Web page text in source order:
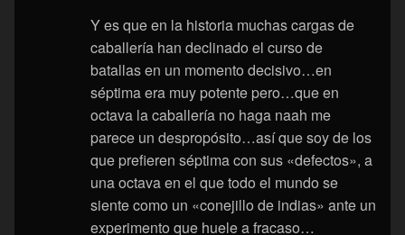
Y es que en la historia muchas cargas de
caballería han declinado el curso de
batallas en un momento decisivo…en
séptima era muy potente pero…que en
octava la caballería no haga naah me
parece un despropósito…así que soy de los
que prefieren séptima con sus «defectos», a
una octava en el que todo el mundo se
siente como un «conejillo de indias» ante un
experimento que huele a fracaso…